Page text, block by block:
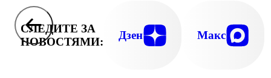
СЛЕДИТЕ ЗА
НОВОСТЯМИ:
Дзен Макс